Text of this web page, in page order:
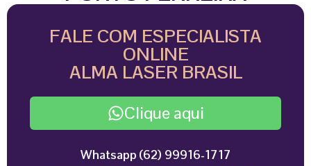
FALE COM ESPECIALISTA
ONLINE
ALMA LASER BRASIL
Clique aqui
Whatsapp (62) 99916-1717